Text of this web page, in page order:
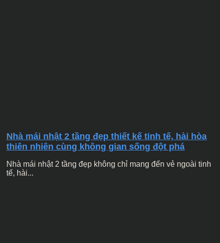
Nhà mái nhật 2 tầng đẹp thiết kế tinh tế, hài hòa
thiên nhiên cùng không gian sống đột phá
Nhà mái nhật 2 tầng đẹp không chỉ mang đến vẻ ngoài tinh
tế, hài...